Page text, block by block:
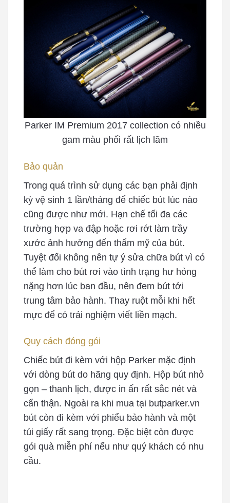
Parker IM Premium 2017 collection có nhiều
gam màu phối rất lịch lãm
Bảo quản
Trong quá trình sử dụng các bạn phải định
kỳ vệ sinh 1 lần/tháng để chiếc bút lúc nào
cũng được như mới. Hạn chế tối đa các
trường hợp va đập hoặc rơi rớt làm trầy
xước ảnh hưởng đến thẩm mỹ của bút.
Tuyệt đối không nên tự ý sửa chữa bút vì có
thể làm cho bút rơi vào tình trạng hư hỏng
nặng hơn lúc ban đầu, nên đem bút tới
trung tâm bảo hành. Thay ruột mỗi khi hết
mực để có trải nghiệm viết liền mạch.
Quy cách đóng gói
Chiếc bút đi kèm với hộp Parker mặc định
với dòng bút do hãng quy định. Hộp bút nhỏ
gọn – thanh lịch, được in ấn rất sắc nét và
cẩn thận. Ngoài ra khi mua tại butparker.vn
bút còn đi kèm với phiểu bảo hành và một
túi giấy rất sang trọng. Đặc biệt còn được
gói quà miễn phí nếu như quý khách có nhu
cầu.